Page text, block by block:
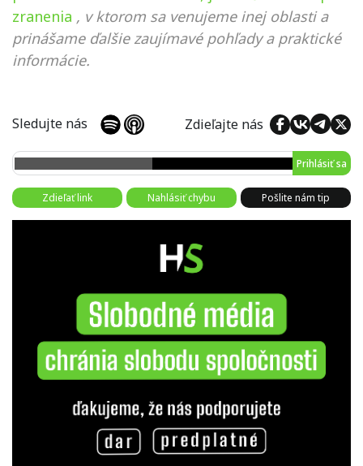
zranenia , v ktorom sa venujeme inej oblasti a
prinášame ďalšie zaujímavé pohľady a praktické
informácie.
Sledujte nás Zdieľajte nás
Prihlásiť sa
Zdieľať link Nahlásiť chybu Pošlite nám tip